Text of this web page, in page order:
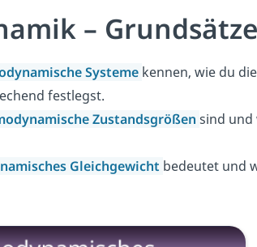
– Grundsätze
Systeme kennen, wie du
festlegst.
Zustandsgrößen sind und
Gleichgewicht bedeutet und